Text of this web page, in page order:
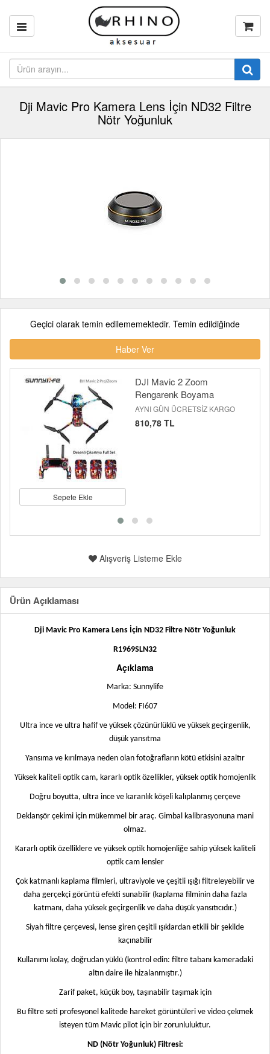
Dji Mavic Pro Kamera Lens İçin ND32 Filtre
Nötr Yoğunluk
Geçici olarak temin edilememektedir. Temin edildiğinde
Haber Ver
Sepete Ekle
DJI Mavic 2 Zoom
Rengarenk Boyama
AYNI GÜN ÜCRETSİZ KARGO
810,78 TL
Alışveriş Listeme Ekle
Ürün Açıklaması
Dji Mavic Pro Kamera Lens İçin ND32 Filtre Nötr Yoğunluk
R1969SLN32
Açıklama
Marka: Sunnylife
Model: FI607
Ultra ince ve ultra hafif ve yüksek çözünürlüklü ve yüksek geçirgenlik,
düşük yansıtma
Yansıma ve kırılmaya neden olan fotoğrafların kötü etkisini azaltır
Yüksek kaliteli optik cam, kararlı optik özellikler, yüksek optik homojenlik
Doğru boyutta, ultra ince ve karanlık köşeli kalıplanmış çerçeve
Deklanşör çekimi için mükemmel bir araç. Gimbal kalibrasyonuna mani
olmaz.
Kararlı optik özelliklere ve yüksek optik homojenliğe sahip yüksek kaliteli
optik cam lensler
Çok katmanlı kaplama filmleri, ultraviyole ve çeşitli ışığı filtreleyebilir ve
daha gerçekçi görüntü efekti sunabilir (kaplama filminin daha fazla
katmanı, daha yüksek geçirgenlik ve daha düşük yansıtıcıdır.)
Siyah filtre çerçevesi, lense giren çeşitli ışıklardan etkili bir şekilde
kaçınabilir
Kullanımı kolay, doğrudan yüklü (kontrol edin: filtre tabanı kameradaki
altın daire ile hizalanmıştır.)
Zarif paket, küçük boy, taşınabilir taşımak için
Bu filtre seti profesyonel kalitede hareket görüntüleri ve video çekmek
isteyen tüm Mavic pilot için bir zorunluluktur.
ND (Nötr Yoğunluk) Filtresi: